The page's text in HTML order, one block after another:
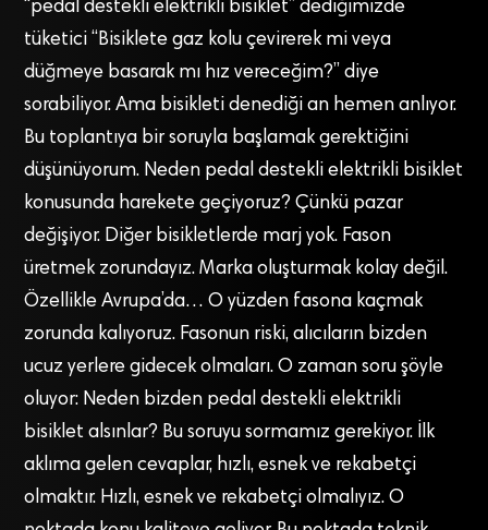
“pedal destekli elektrikli bisiklet” dediğimizde
tüketici “Bisiklete gaz kolu çevirerek mi veya
düğmeye basarak mı hız vereceğim?” diye
sorabiliyor. Ama bisikleti denediği an hemen anlıyor.
Bu toplantıya bir soruyla başlamak gerektiğini
düşünüyorum. Neden pedal destekli elektrikli bisiklet
konusunda harekete geçiyoruz? Çünkü pazar
değişiyor. Diğer bisikletlerde marj yok. Fason
üretmek zorundayız. Marka oluşturmak kolay değil.
Özellikle Avrupa’da… O yüzden fasona kaçmak
zorunda kalıyoruz. Fasonun riski, alıcıların bizden
ucuz yerlere gidecek olmaları. O zaman soru şöyle
oluyor: Neden bizden pedal destekli elektrikli
bisiklet alsınlar? Bu soruyu sormamız gerekiyor. İlk
aklıma gelen cevaplar, hızlı, esnek ve rekabetçi
olmaktır. Hızlı, esnek ve rekabetçi olmalıyız. O